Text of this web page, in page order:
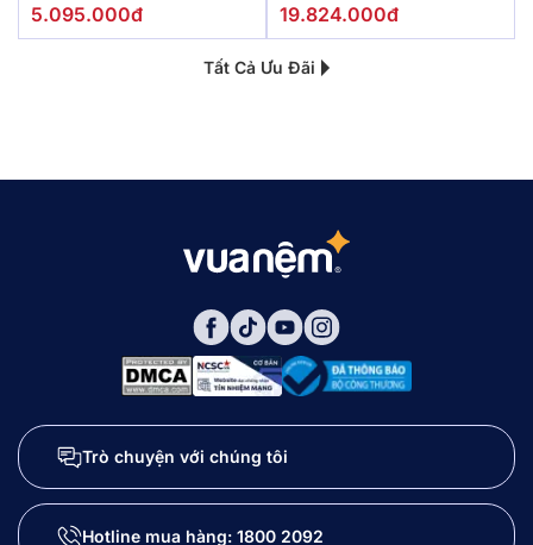
5.095.000đ 19.824.000đ
Tất Cả Ưu Đãi
Trò chuyện với chúng tôi
Hotline mua hàng: 1800 2092